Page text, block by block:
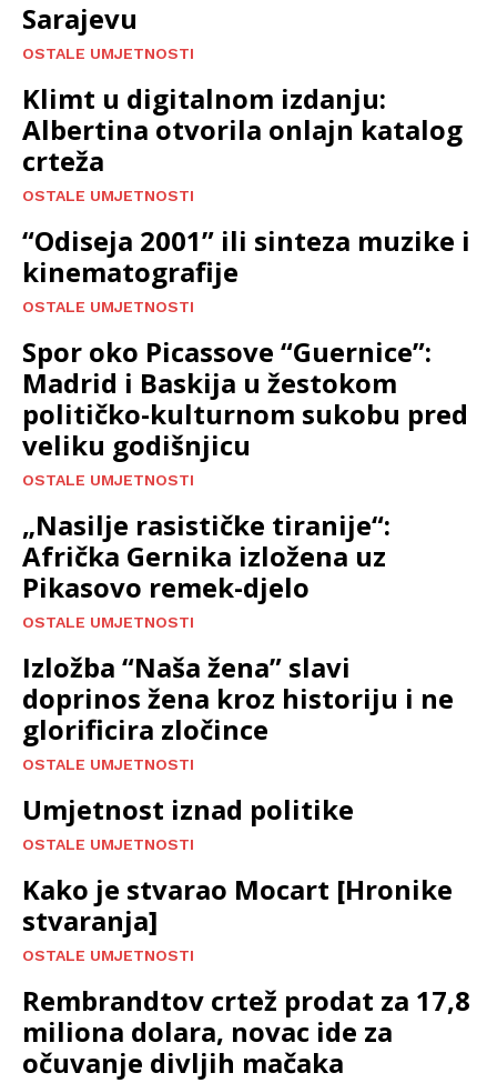
Sarajevu
OSTALE UMJETNOSTI
Klimt u digitalnom izdanju:
Albertina otvorila onlajn katalog
crteža
OSTALE UMJETNOSTI
“Odiseja 2001” ili sinteza muzike i
kinematografije
OSTALE UMJETNOSTI
Spor oko Picassove “Guernice”:
Madrid i Baskija u žestokom
političko-kulturnom sukobu pred
veliku godišnjicu
OSTALE UMJETNOSTI
„Nasilje rasističke tiranije“:
Afrička Gernika izložena uz
Pikasovo remek-djelo
OSTALE UMJETNOSTI
Izložba “Naša žena” slavi
doprinos žena kroz historiju i ne
glorificira zločince
OSTALE UMJETNOSTI
Umjetnost iznad politike
OSTALE UMJETNOSTI
Kako je stvarao Mocart [Hronike
stvaranja]
OSTALE UMJETNOSTI
Rembrandtov crtež prodat za 17,8
miliona dolara, novac ide za
očuvanje divljih mačaka